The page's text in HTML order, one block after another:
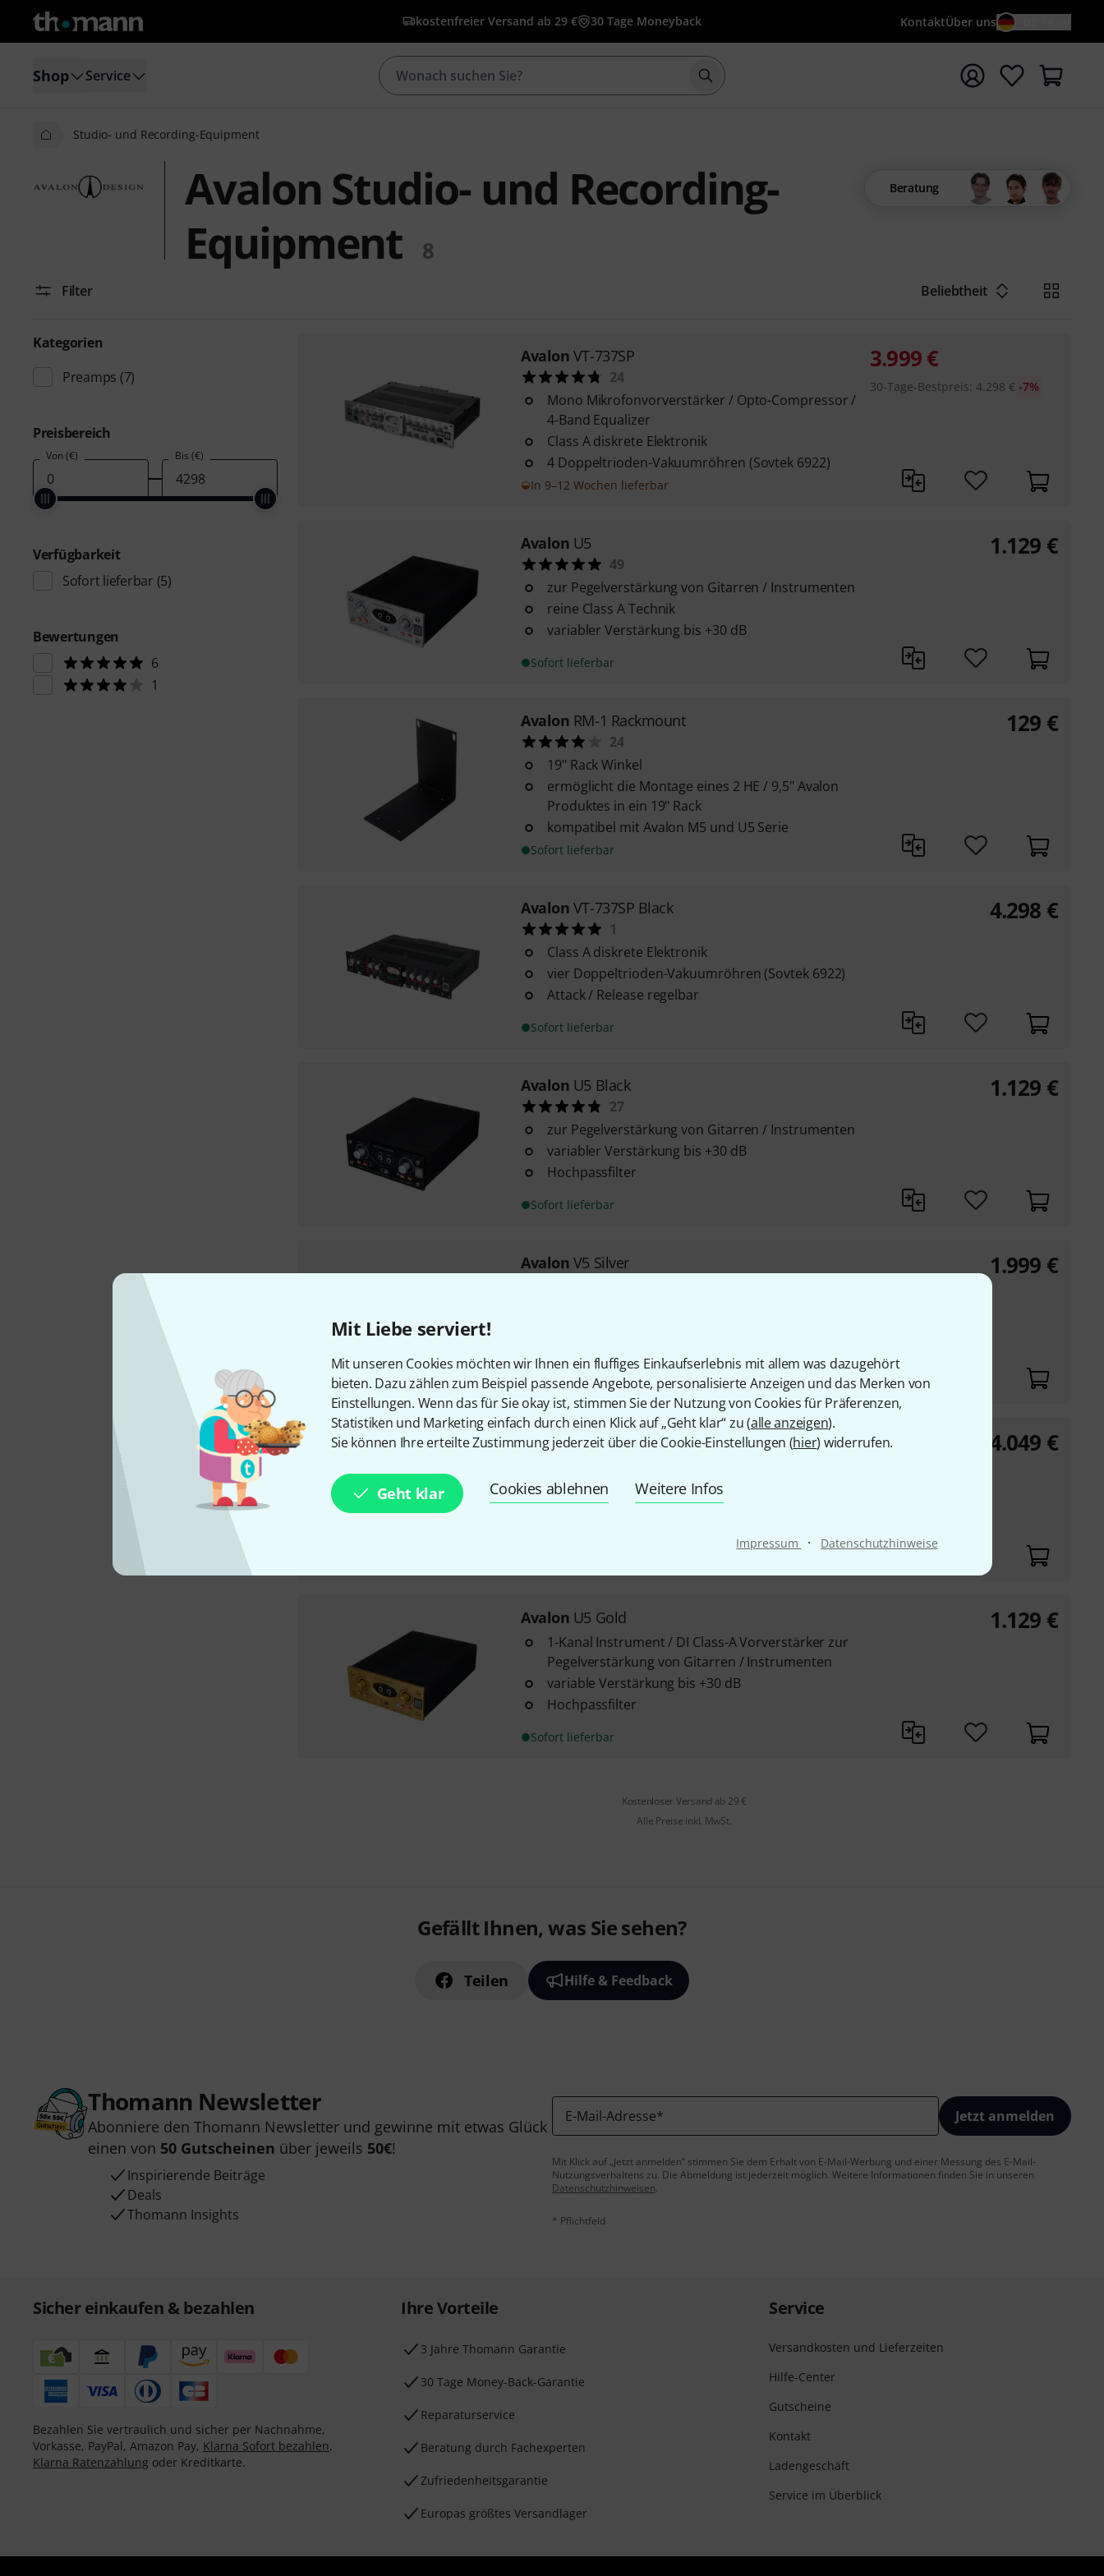
Mit Liebe serviert!
Mit unseren Cookies möchten wir Ihnen ein fluffiges Einkaufserlebnis mit allem was dazugehört
bieten. Dazu zählen zum Beispiel passende Angebote, personalisierte Anzeigen und das Merken von
Einstellungen. Wenn das für Sie okay ist, stimmen Sie der Nutzung von Cookies für Präferenzen,
Statistiken und Marketing einfach durch einen Klick auf „Geht klar“ zu (alle anzeigen).
Sie können Ihre erteilte Zustimmung jederzeit über die Cookie-Einstellungen (hier) widerrufen.
Geht klar Cookies ablehnen Weitere Infos
Impressum · Datenschutzhinweise
kostenfreier Versand ab 29 € 30 Tage Moneyback KontaktÜber uns
Shop Service Suche mit Suchwort {searchTerm} starten
Studio- und Recording-Equipment
Avalon Studio- und Recording-
Equipment
8
Beratung
Filter Beliebtheit
Kategorien
Preamps (7)
Preisbereich
Von (€) Bis (€)
Verfügbarkeit
Sofort lieferbar (5)
Bewertungen
6
1
Avalon VT-737SP
24
Mono Mikrofonvorverstärker / Opto-Compressor /
4-Band Equalizer
Class A diskrete Elektronik
4 Doppeltrioden-Vakuumröhren (Sovtek 6922)
In 9–12 Wochen lieferbar
3.999€
30-Tage-Bestpreis:4.298 € -7%
Avalon U5
49
zur Pegelverstärkung von Gitarren / Instrumenten
reine Class A Technik
variabler Verstärkung bis +30 dB
Sofort lieferbar
1.129 €
Avalon RM-1 Rackmount
24
19" Rack Winkel
ermöglicht die Montage eines 2 HE / 9,5" Avalon
Produktes in ein 19" Rack
kompatibel mit Avalon M5 und U5 Serie
Sofort lieferbar
129 €
Avalon VT-737SP Black
1
Class A diskrete Elektronik
vier Doppeltrioden-Vakuumröhren (Sovtek 6922)
Attack / Release regelbar
Sofort lieferbar
4.298 €
Avalon U5 Black
27
zur Pegelverstärkung von Gitarren / Instrumenten
variabler Verstärkung bis +30 dB
Hochpassfilter
Sofort lieferbar
1.129 €
Avalon V5 Silver
In 9–12 Wochen lieferbar
1.999 €
AvalonV55
Gain schaltbar in 2dB Schritten (-/+ 0.15 dB)
RE-Preamp Funktion
4.049 €
Avalon U5 Gold
1-Kanal Instrument / DI Class-A Vorverstärker zur
Pegelverstärkung von Gitarren / Instrumenten
variable Verstärkung bis +30 dB
Hochpassfilter
Sofort lieferbar
1.129 €
Kostenloser Versand ab 29 €
Alle Preise inkl. MwSt.
Gefällt Ihnen, was Sie sehen?
Teilen Hilfe & Feedback
Thomann Newsletter
Abonniere den Thomann Newsletter und gewinne mit etwas Glück
einen von 50 Gutscheinen über jeweils 50€!
Inspirierende Beiträge
Deals
Thomann Insights
E-Mail-Adresse* Jetzt anmelden
Mit Klick auf „Jetzt anmelden“ stimmen Sie dem Erhalt von E-Mail-Werbung und einer Messung des E-Mail-
Nutzungsverhaltens zu. Die Abmeldung ist jederzeit möglich. Weitere Informationen finden Sie in unseren
Datenschutzhinweisen.
* Pflichtfeld
Sicher einkaufen & bezahlen
Bezahlen Sie vertraulich und sicher per Nachnahme,
Vorkasse, PayPal, Amazon Pay, Klarna Sofort bezahlen,
Klarna Ratenzahlung oder Kreditkarte.
Ihre Vorteile
3 Jahre Thomann Garantie
30 Tage Money-Back-Garantie
Reparaturservice
Beratung durch Fachexperten
Zufriedenheitsgarantie
Europas größtes Versandlager
Service
Versandkosten und Lieferzeiten
Hilfe-Center
Gutscheine
Kontakt
Ladengeschäft
Service im Überblick